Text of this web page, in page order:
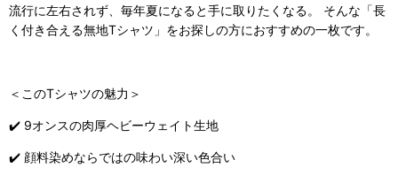
流行に左右されず、毎年夏になると手に取りたくなる。 そんな「長
く付き合える無地Tシャツ」をお探しの方におすすめの一枚です。
＜このTシャツの魅力＞
✔️ 9オンスの肉厚ヘビーウェイト生地
✔️ 顔料染めならではの味わい深い色合い